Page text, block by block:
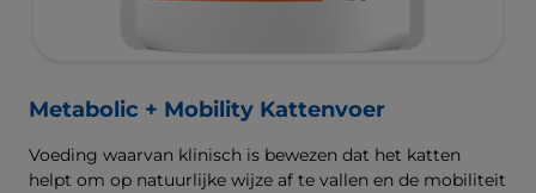
Metabolic + Mobility Kattenvoer
Voeding waarvan klinisch is bewezen dat het katten
helpt om op natuurlijke wijze af te vallen en de mobiliteit